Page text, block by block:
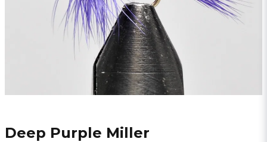
Deep Purple Miller